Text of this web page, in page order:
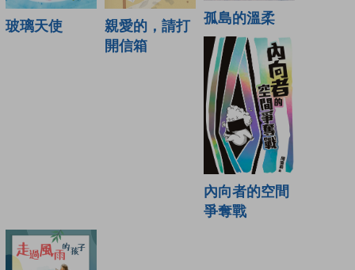
玻璃天使
親愛的，請打
開信箱
孤島的溫柔
內向者的空間
爭奪戰